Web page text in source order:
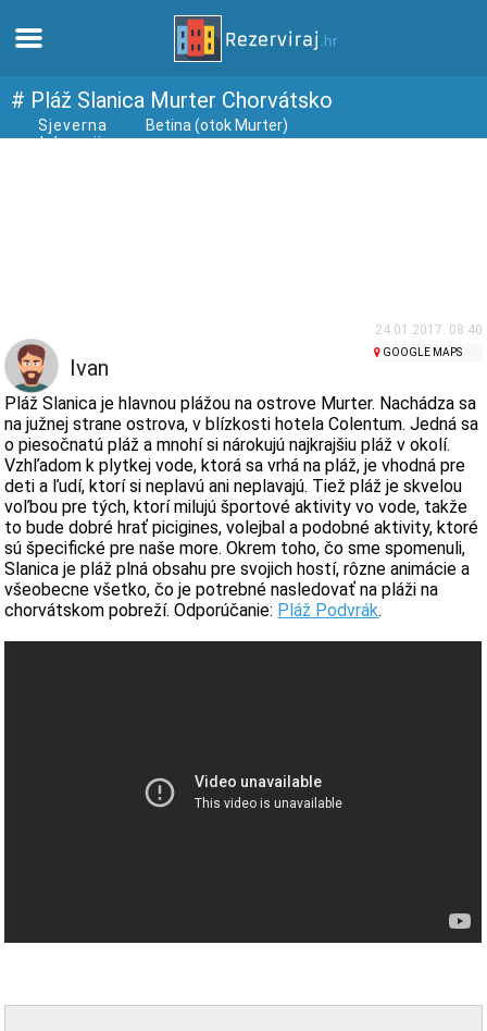
Domov
webcams
Zoznámte sa s Chorvátskom
múzeí
# Pláž Slanica Murter Chorvátsko
Sjeverna
dalmacija
Betina (otok Murter)
24.01.2017. 08:40
Ivan
GOOGLE MAPS
Pláž Slanica je hlavnou plážou na ostrove Murter. Nachádza sa
na južnej strane ostrova, v blízkosti hotela Colentum. Jedná sa
o piesočnatú pláž a mnohí si nárokujú najkrajšiu pláž v okolí.
Vzhľadom k plytkej vode, ktorá sa vrhá na pláž, je vhodná pre
deti a ľudí, ktorí si neplavú ani neplavajú. Tiež pláž je skvelou
voľbou pre tých, ktorí milujú športové aktivity vo vode, takže
to bude dobré hrať picigines, volejbal a podobné aktivity, ktoré
sú špecifické pre naše more. Okrem toho, čo sme spomenuli,
Slanica je pláž plná obsahu pre svojich hostí, rôzne animácie a
všeobecne všetko, čo je potrebné nasledovať na pláži na
chorvátskom pobreží. Odporúčanie: Pláž Podvrák.